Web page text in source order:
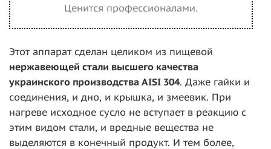
Ценится профессионалами.
Этот аппарат сделан целиком из пищевой
нержавеющей стали высшего качества
украинского производства AISI 304. Даже гайки и
соединения, и дно, и крышка, и змеевик. При
нагреве исходное сусло не вступает в реакцию с
этим видом стали, и вредные вещества не
выделяются в конечный продукт. И тем более,